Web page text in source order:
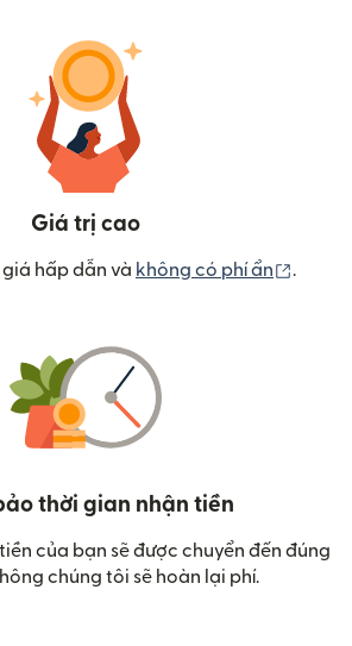
Giá trị cao
hấp dẫn và không có phí ẩn .
thời gian nhận tiền
của bạn sẽ được chuyển đến đúng
chúng tôi sẽ hoàn lại phí.